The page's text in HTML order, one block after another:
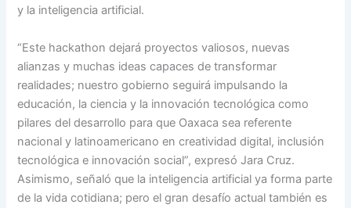
y la inteligencia artificial.
“Este hackathon dejará proyectos valiosos, nuevas
alianzas y muchas ideas capaces de transformar
realidades; nuestro gobierno seguirá impulsando la
educación, la ciencia y la innovación tecnológica como
pilares del desarrollo para que Oaxaca sea referente
nacional y latinoamericano en creatividad digital, inclusión
tecnológica e innovación social”, expresó Jara Cruz.
Asimismo, señaló que la inteligencia artificial ya forma parte
de la vida cotidiana; pero el gran desafío actual también es